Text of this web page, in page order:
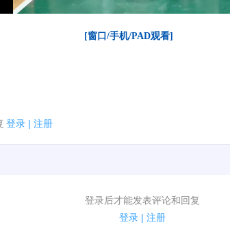
[窗口/手机/PAD观看]
登录 | 注册
登录后才能发表评论和回复
登录 | 注册
新用户可以发表评论了！